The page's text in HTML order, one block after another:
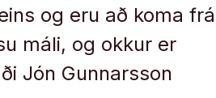
og eru að koma frá
máli, og okkur er
Jón Gunnarsson